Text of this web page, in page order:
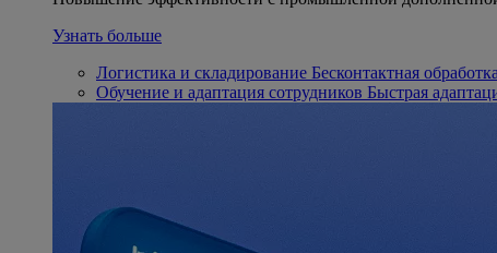
Узнать больше
Логистика и складирование Бесконтактная
Обучение и адаптация сотрудников Быстрая